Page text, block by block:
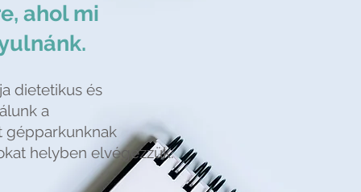
ahol mi
dietetikus és
a
gépparkunknak
helyben elvégezzük.